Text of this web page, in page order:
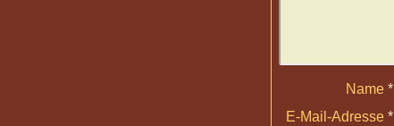
Name *
E-Mail-Adresse *